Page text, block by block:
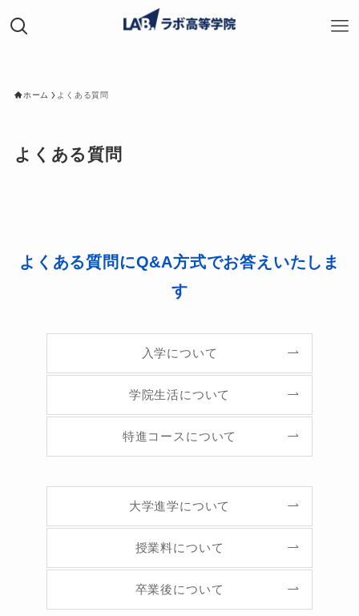
ホーム よくある質問
よくある質問
よくある質問にQ&A方式でお答えいたしま
す
入学について
学院生活について
特進コースについて
大学進学について
授業料について
卒業後について